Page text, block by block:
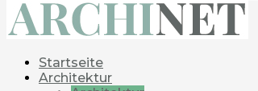
Startseite
Architektur